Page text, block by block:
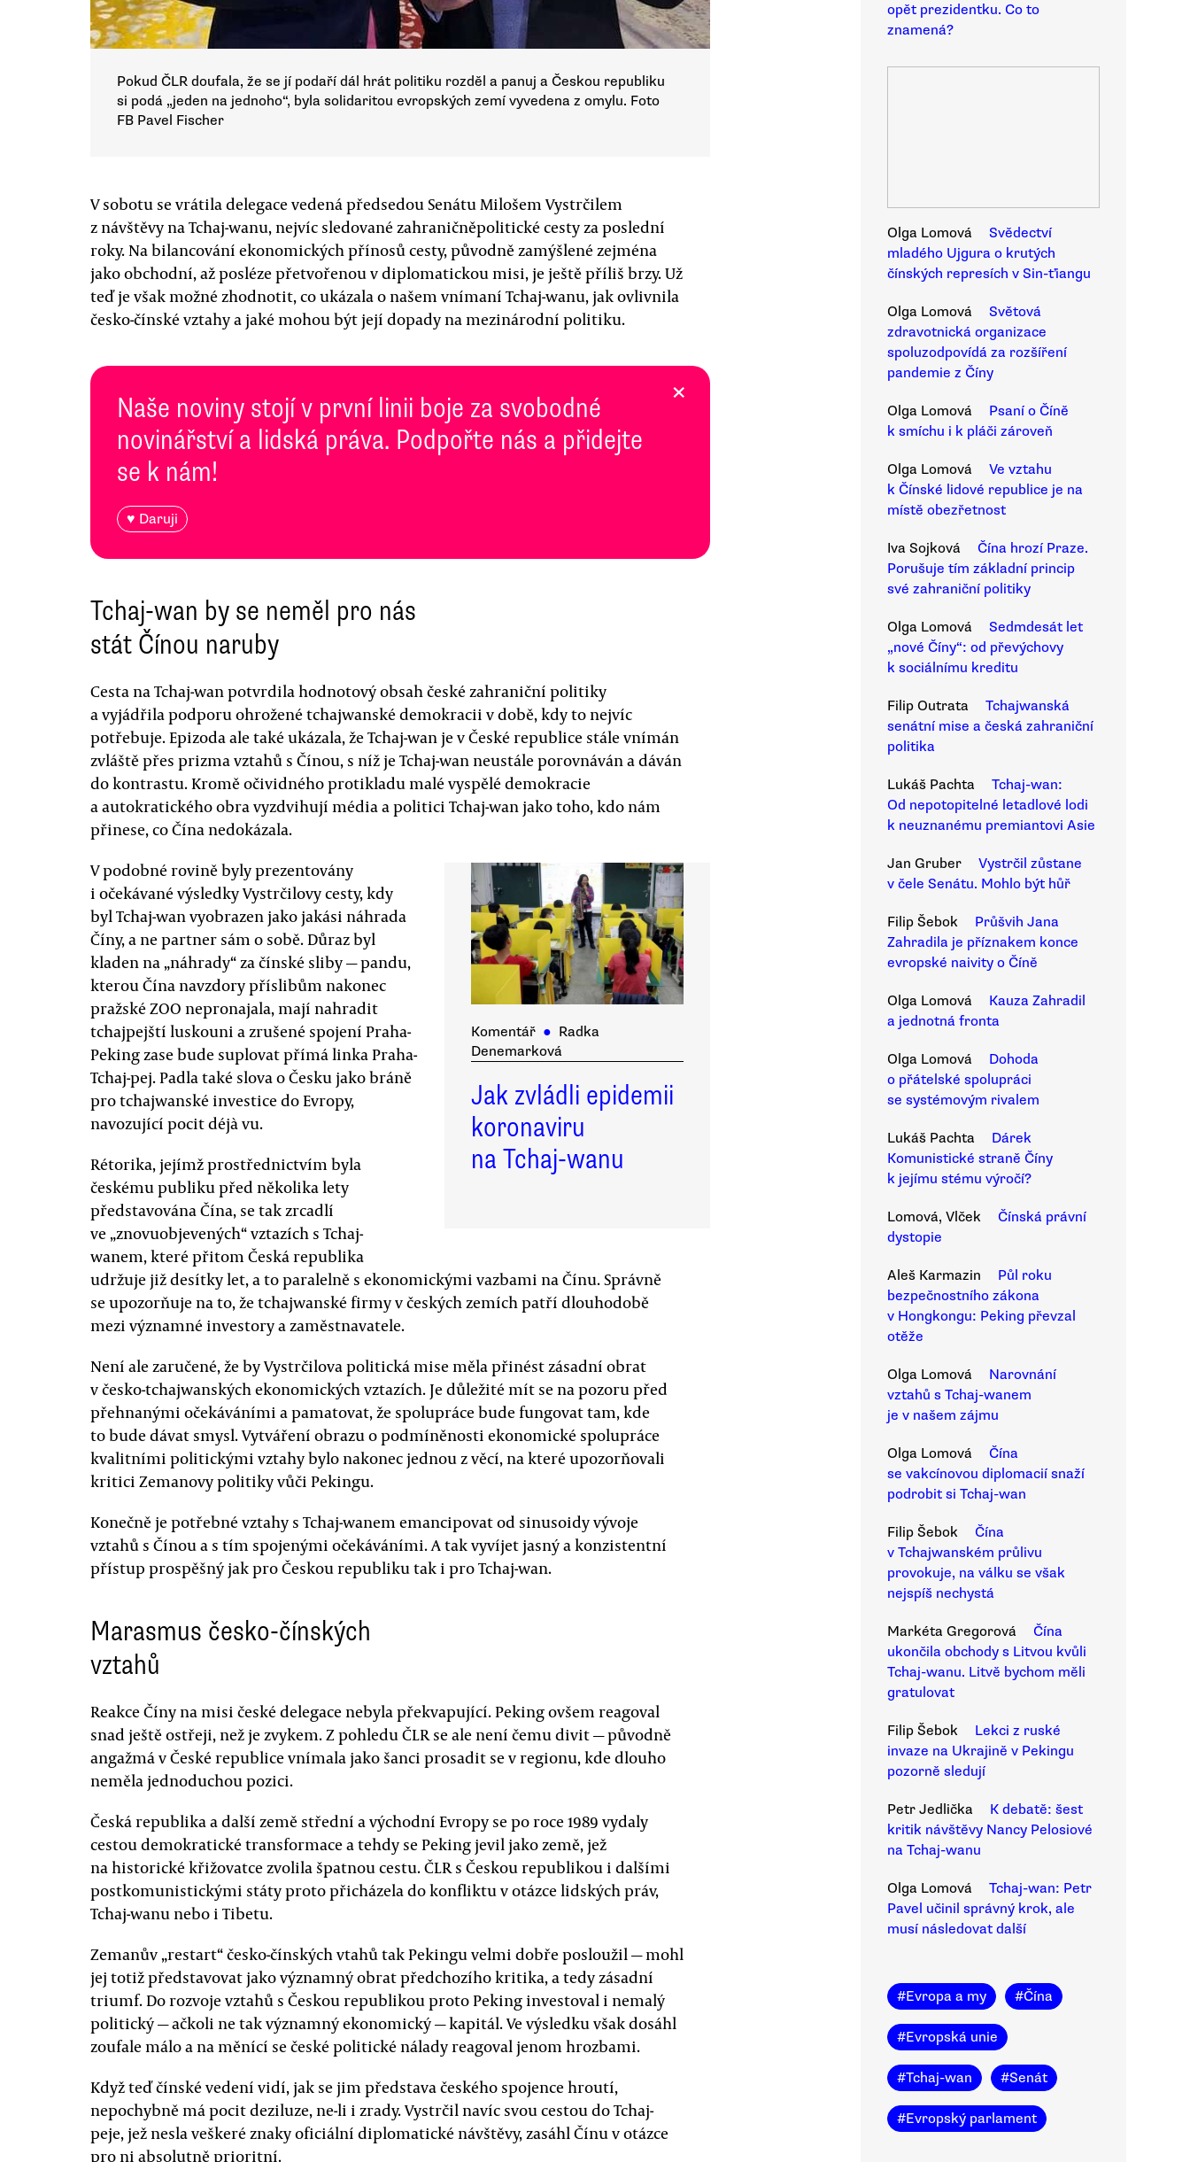
Pokud ČLR doufala, že se jí podaří dál hrát politiku rozděl a panuj a Českou republiku
si podá „jeden na jednoho“, byla solidaritou evropských zemí vyvedena z omylu. Foto
FB Pavel Fischer
V sobotu se vrátila delegace vedená předsedou Senátu Milošem Vystrčilem
z návštěvy na Tchaj-wanu, nejvíc sledované zahraničněpolitické cesty za poslední
roky. Na bilancování ekonomických přínosů cesty, původně zamýšlené zejména
jako obchodní, až posléze přetvořenou v diplomatickou misi, je ještě příliš brzy. Už
teď je však možné zhodnotit, co ukázala o našem vnímaní Tchaj-wanu, jak ovlivnila
česko-čínské vztahy a jaké mohou být její dopady na mezinárodní politiku.
Naše noviny stojí v první linii boje za svobodné
novinářství a lidská práva. Podpořte nás a přidejte
se k nám!
♥ Daruji
×
Tchaj-wan by se neměl pro nás
stát Čínou naruby
Cesta na Tchaj-wan potvrdila hodnotový obsah české zahraniční politiky
a vyjádřila podporu ohrožené tchajwanské demokracii v době, kdy to nejvíc
potřebuje. Epizoda ale také ukázala, že Tchaj-wan je v České republice stále vnímán
zvláště přes prizma vztahů s Čínou, s níž je Tchaj-wan neustále porovnáván a dáván
do kontrastu. Kromě očividného protikladu malé vyspělé demokracie
a autokratického obra vyzdvihují média a politici Tchaj-wan jako toho, kdo nám
přinese, co Čína nedokázala.
Komentář ● Radka
Denemarková
Jak zvládli epidemii
koronaviru
na Tchaj-wanu
V podobné rovině byly prezentovány
i očekávané výsledky Vystrčilovy cesty, kdy
byl Tchaj-wan vyobrazen jako jakási náhrada
Číny, a ne partner sám o sobě. Důraz byl
kladen na „náhrady“ za čínské sliby — pandu,
kterou Čína navzdory příslibům nakonec
pražské ZOO nepronajala, mají nahradit
tchajpejští luskouni a zrušené spojení Praha-
Peking zase bude suplovat přímá linka Praha-
Tchaj-pej. Padla také slova o Česku jako bráně
pro tchajwanské investice do Evropy,
navozující pocit déjà vu.
Rétorika, jejímž prostřednictvím byla
českému publiku před několika lety
představována Čína, se tak zrcadlí
ve „znovuobjevených“ vztazích s Tchaj-
wanem, které přitom Česká republika
udržuje již desítky let, a to paralelně s ekonomickými vazbami na Čínu. Správně
se upozorňuje na to, že tchajwanské firmy v českých zemích patří dlouhodobě
mezi významné investory a zaměstnavatele.
Není ale zaručené, že by Vystrčilova politická mise měla přinést zásadní obrat
v česko-tchajwanských ekonomických vztazích. Je důležité mít se na pozoru před
přehnanými očekáváními a pamatovat, že spolupráce bude fungovat tam, kde
to bude dávat smysl. Vytváření obrazu o podmíněnosti ekonomické spolupráce
kvalitními politickými vztahy bylo nakonec jednou z věcí, na které upozorňovali
kritici Zemanovy politiky vůči Pekingu.
Konečně je potřebné vztahy s Tchaj-wanem emancipovat od sinusoidy vývoje
vztahů s Čínou a s tím spojenými očekáváními. A tak vyvíjet jasný a konzistentní
přístup prospěšný jak pro Českou republiku tak i pro Tchaj-wan.
Marasmus česko-čínských
vztahů
Reakce Číny na misi české delegace nebyla překvapující. Peking ovšem reagoval
snad ještě ostřeji, než je zvykem. Z pohledu ČLR se ale není čemu divit — původně
angažmá v České republice vnímala jako šanci prosadit se v regionu, kde dlouho
neměla jednoduchou pozici.
Česká republika a další země střední a východní Evropy se po roce 1989 vydaly
cestou demokratické transformace a tehdy se Peking jevil jako země, jež
na historické křižovatce zvolila špatnou cestu. ČLR s Českou republikou i dalšími
postkomunistickými státy proto přicházela do konfliktu v otázce lidských práv,
Tchaj-wanu nebo i Tibetu.
Zemanův „restart“ česko-čínských vtahů tak Pekingu velmi dobře posloužil — mohl
jej totiž představovat jako významný obrat předchozího kritika, a tedy zásadní
triumf. Do rozvoje vztahů s Českou republikou proto Peking investoval i nemalý
politický — ačkoli ne tak významný ekonomický — kapitál. Ve výsledku však dosáhl
zoufale málo a na měnící se české politické nálady reagoval jenom hrozbami.
Když teď čínské vedení vidí, jak se jim představa českého spojence hroutí,
nepochybně má pocit deziluze, ne-li i zrady. Vystrčil navíc svou cestou do Tchaj-
peje, jež nesla veškeré znaky oficiální diplomatické návštěvy, zasáhl Čínu v otázce
pro ni absolutně prioritní.
opět prezidentku. Co to
znamená?
Olga Lomová
Svědectví
mladého Ujgura o krutých
čínských represích v Sin-ťiangu
Olga Lomová
Světová
zdravotnická organizace
spoluzodpovídá za rozšíření
pandemie z Číny
Olga Lomová
Psaní o Číně
k smíchu i k pláči zároveň
Olga Lomová
Ve vztahu
k Čínské lidové republice je na
místě obezřetnost
Iva Sojková
Čína hrozí Praze.
Porušuje tím základní princip
své zahraniční politiky
Olga Lomová
Sedmdesát let
„nové Číny“: od převýchovy
k sociálnímu kreditu
Filip Outrata
Tchajwanská
senátní mise a česká zahraniční
politika
Lukáš Pachta
Tchaj-wan:
Od nepotopitelné letadlové lodi
k neuznanému premiantovi Asie
Jan Gruber
Vystrčil zůstane
v čele Senátu. Mohlo být hůř
Filip Šebok
Průšvih Jana
Zahradila je příznakem konce
evropské naivity o Číně
Olga Lomová
Kauza Zahradil
a jednotná fronta
Olga Lomová
Dohoda
o přátelské spolupráci
se systémovým rivalem
Lukáš Pachta
Dárek
Komunistické straně Číny
k jejímu stému výročí?
Lomová, Vlček
Čínská právní
dystopie
Aleš Karmazin
Půl roku
bezpečnostního zákona
v Hongkongu: Peking převzal
otěže
Olga Lomová
Narovnání
vztahů s Tchaj-wanem
je v našem zájmu
Olga Lomová
Čína
se vakcínovou diplomacií snaží
podrobit si Tchaj-wan
Filip Šebok
Čína
v Tchajwanském průlivu
provokuje, na válku se však
nejspíš nechystá
Markéta Gregorová
Čína
ukončila obchody s Litvou kvůli
Tchaj-wanu. Litvě bychom měli
gratulovat
Filip Šebok
Lekci z ruské
invaze na Ukrajině v Pekingu
pozorně sledují
Petr Jedlička
K debatě: šest
kritik návštěvy Nancy Pelosiové
na Tchaj-wanu
Olga Lomová
Tchaj-wan: Petr
Pavel učinil správný krok, ale
musí následovat další
#Evropa a my #Čína
#Evropská unie
#Tchaj-wan #Senát
#Evropský parlament